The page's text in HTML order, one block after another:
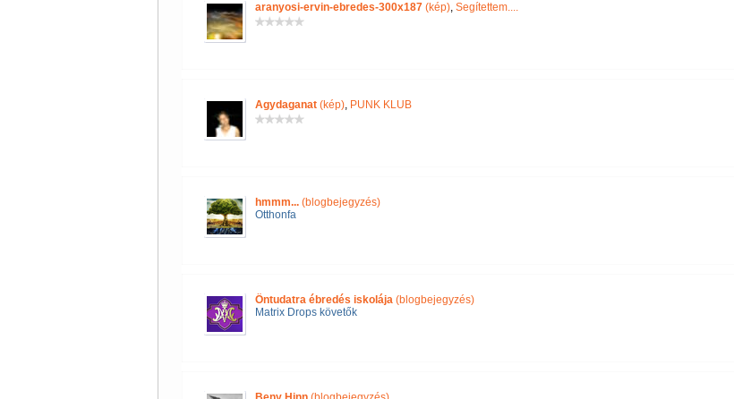
aranyosi-ervin-ebredes-300x187(kép), Segítettem....
Agydaganat(kép), PUNK KLUB
hmmm...(blogbejegyzés)
Otthonfa
Öntudatra ébredés iskolája(blogbejegyzés)
Matrix Drops követők